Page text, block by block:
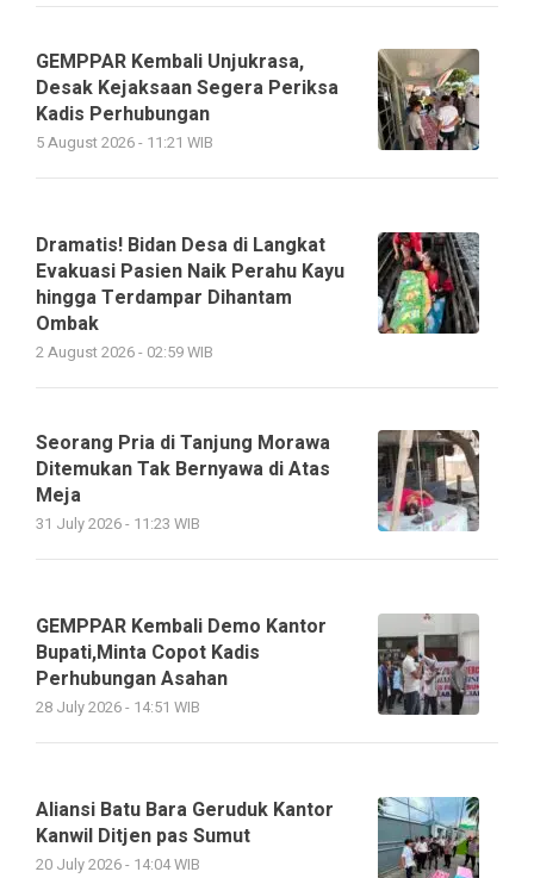
GEMPPAR Kembali Unjukrasa,
Desak Kejaksaan Segera Periksa
Kadis Perhubungan
5 August 2026 - 11:21 WIB
Dramatis! Bidan Desa di Langkat
Evakuasi Pasien Naik Perahu Kayu
hingga Terdampar Dihantam
Ombak
2 August 2026 - 02:59 WIB
Seorang Pria di Tanjung Morawa
Ditemukan Tak Bernyawa di Atas
Meja
31 July 2026 - 11:23 WIB
GEMPPAR Kembali Demo Kantor
Bupati,Minta Copot Kadis
Perhubungan Asahan
28 July 2026 - 14:51 WIB
Aliansi Batu Bara Geruduk Kantor
Kanwil Ditjen pas Sumut
20 July 2026 - 14:04 WIB